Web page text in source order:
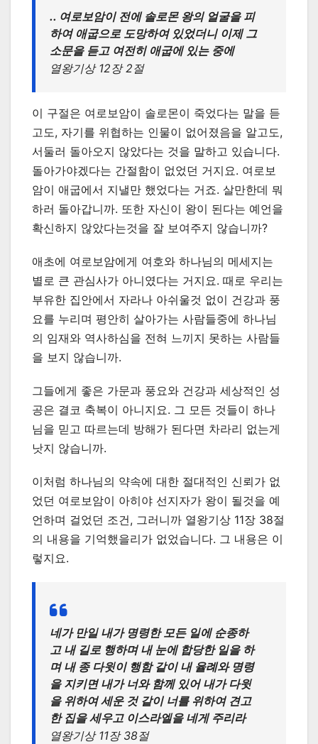
.. 여로보암이 전에 솔로몬 왕의 얼굴을 피
하여 애굽으로 도망하여 있었더니 이제 그
소문을 듣고 여전히 애굽에 있는 중에
열왕기상 12장 2절
이 구절은 여로보암이 솔로몬이 죽었다는 말을 듣
고도, 자기를 위협하는 인물이 없어졌음을 알고도,
서둘러 돌아오지 않았다는 것을 말하고 있습니다.
돌아가야겠다는 간절함이 없었던 거지요. 여로보
암이 애굽에서 지낼만 했었다는 거죠. 살만한데 뭐
하러 돌아갑니까. 또한 자신이 왕이 된다는 예언을
확신하지 않았다는것을 잘 보여주지 않습니까?
애초에 여로보암에게 여호와 하나님의 메세지는
별로 큰 관심사가 아니였다는 거지요. 때로 우리는
부유한 집안에서 자라나 아쉬울것 없이 건강과 풍
요를 누리며 평안히 살아가는 사람들중에 하나님
의 임재와 역사하심을 전혀 느끼지 못하는 사람들
을 보지 않습니까.
그들에게 좋은 가문과 풍요와 건강과 세상적인 성
공은 결코 축복이 아니지요. 그 모든 것들이 하나
님을 믿고 따르는데 방해가 된다면 차라리 없는게
낫지 않습니까.
이처럼 하나님의 약속에 대한 절대적인 신뢰가 없
었던 여로보암이 아히야 선지자가 왕이 될것을 예
언하며 걸었던 조건, 그러니까 열왕기상 11장 38절
의 내용을 기억했을리가 없었습니다. 그 내용은 이
렇지요.
네가 만일 내가 명령한 모든 일에 순종하
고 내 길로 행하며 내 눈에 합당한 일을 하
며 내 종 다윗이 행함 같이 내 율례와 명령
을 지키면 내가 너와 함께 있어 내가 다윗
을 위하여 세운 것 같이 너를 위하여 견고
한 집을 세우고 이스라엘을 네게 주리라
열왕기상 11장 38절